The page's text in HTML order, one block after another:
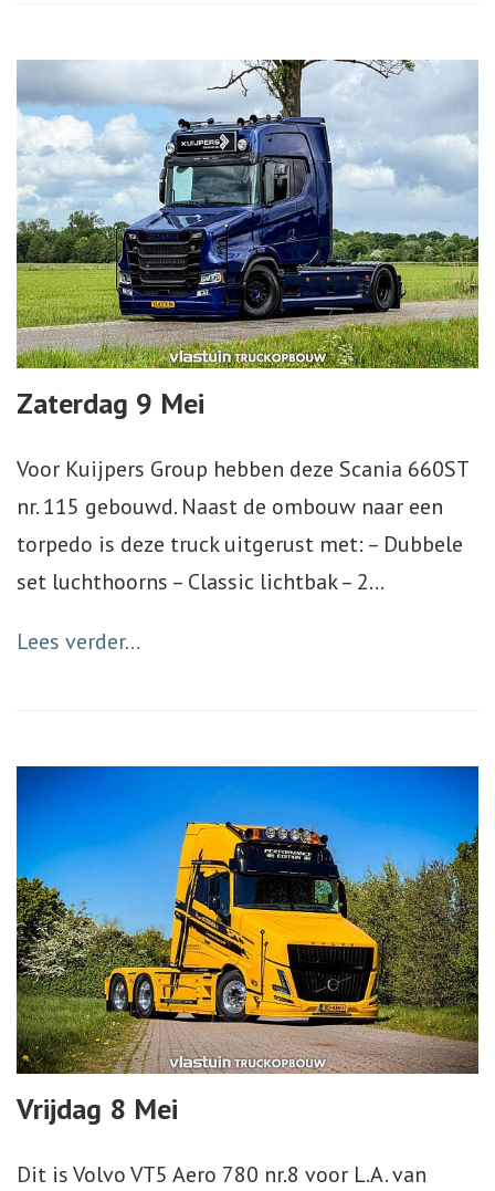
Zaterdag 9 Mei
Voor Kuijpers Group hebben deze Scania 660ST
nr. 115 gebouwd. Naast de ombouw naar een
torpedo is deze truck uitgerust met: – Dubbele
set luchthoorns – Classic lichtbak – 2…
Lees verder...
Vrijdag 8 Mei
Dit is Volvo VT5 Aero 780 nr.8 voor L.A. van